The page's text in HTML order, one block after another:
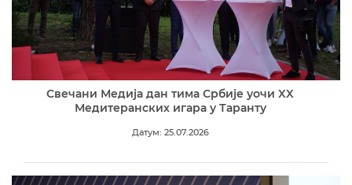
Свечани Медија дан тима Србије уочи XX
Медитеранских игара у Таранту
Датум: 25.07.2026